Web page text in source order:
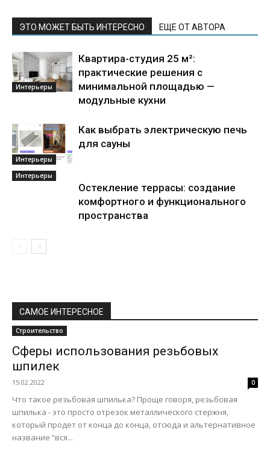
ЭТО МОЖЕТ БЫТЬ ИНТЕРЕСНО ЕЩЕ ОТ АВТОРА
Интерьеры
Квартира-студия 25 м²:
практические решения с
минимальной площадью —
модульные кухни
Интерьеры
Как выбрать электрическую печь
для сауны
Интерьеры
Остекление террасы: создание
комфортного и функционального
пространства
САМОЕ ИНТЕРЕСНОЕ
Строительство
Сферы использования резьбовых
шпилек
15.02.2022 0
Что такое резьбовая шпилька? Проще говоря, резьбовая
шпилька - это просто отрезок металлического стержня,
который продет от конца до конца, отсюда и альтернативное
название “вся...